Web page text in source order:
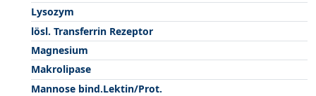
Lysozym
lösl. Transferrin Rezeptor
Magnesium
Makrolipase
Mannose bind.Lektin/Prot.